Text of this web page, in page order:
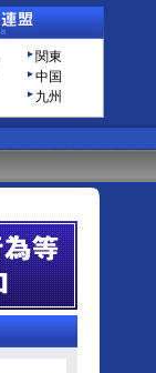
関東
中国
九州